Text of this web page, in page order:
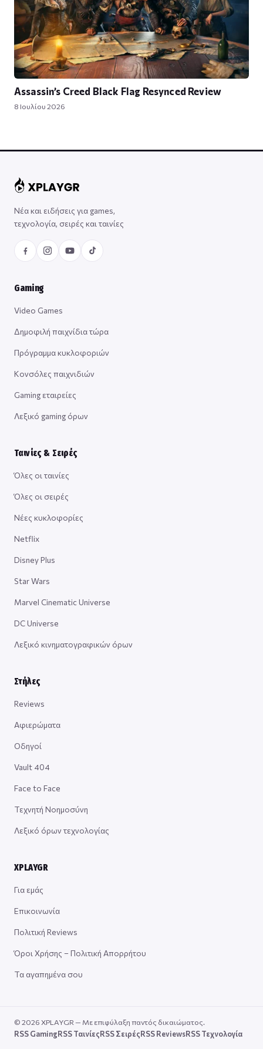
Assassin’s Creed Black Flag Resynced Review
8 Ιουλίου 2026
Νέα και ειδήσεις για games,
τεχνολογία, σειρές και ταινίες
Gaming
Video Games
Δημοφιλή παιχνίδια τώρα
Πρόγραμμα κυκλοφοριών
Κονσόλες παιχνιδιών
Gaming εταιρείες
Λεξικό gaming όρων
Ταινίες & Σειρές
Όλες οι ταινίες
Όλες οι σειρές
Νέες κυκλοφορίες
Netflix
Disney Plus
Star Wars
Marvel Cinematic Universe
DC Universe
Λεξικό κινηματογραφικών όρων
Στήλες
Reviews
Αφιερώματα
Οδηγοί
Vault 404
Face to Face
Τεχνητή Νοημοσύνη
Λεξικό όρων τεχνολογίας
XPLAYGR
Για εμάς
Επικοινωνία
Πολιτική Reviews
Όροι Χρήσης – Πολιτική Απορρήτου
Τα αγαπημένα σου
© 2026 XPLAYGR — Με επιφύλαξη παντός δικαιώματος.
RSS GamingRSS ΤαινίεςRSS ΣειρέςRSS ReviewsRSS Τεχνολογία